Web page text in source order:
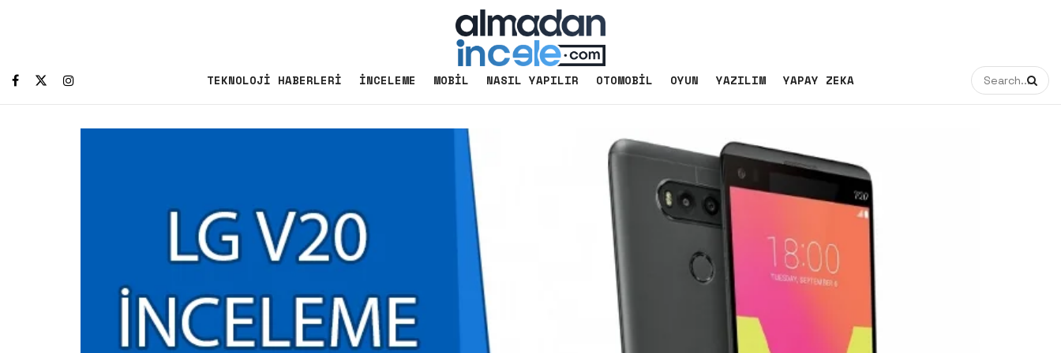
TEKNOLOJI HABERLERI İNCELEME MOBIL NASIL YAPILIR OTOMOBIL OYUN YAZILIM YAPAY ZEKA